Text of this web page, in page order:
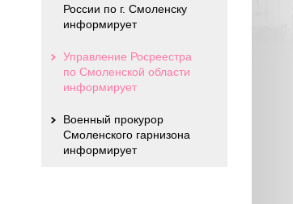
России по г. Смоленску
информирует
Управление Росреестра
по Смоленской области
информирует
Военный прокурор
Смоленского гарнизона
информирует